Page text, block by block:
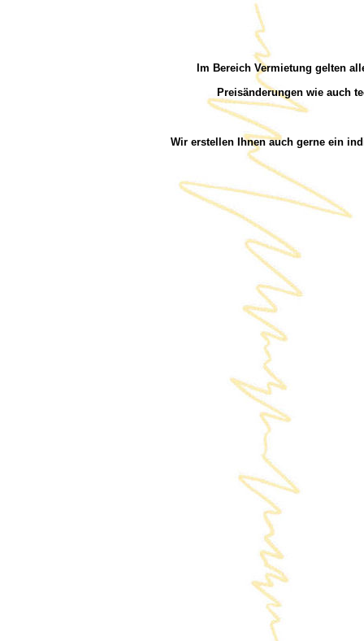
Im Bereich Vermietung gelten
Preisänderungen wie auch
Wir erstellen Ihnen auch gerne ein